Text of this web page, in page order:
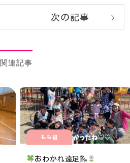
次の記事
関連記事
もも組
おわかれ遠足🛝